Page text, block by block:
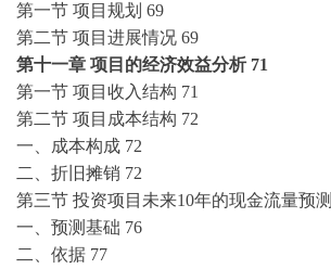
第一节 项目规划 69
第二节 项目进展情况 69
第十一章 项目的经济效益分析 71
第一节 项目收入结构 71
第二节 项目成本结构 72
一、成本构成 72
二、折旧摊销 72
第三节 投资项目未来10年的现金流量预测
一、预测基础 76
二、依据 77